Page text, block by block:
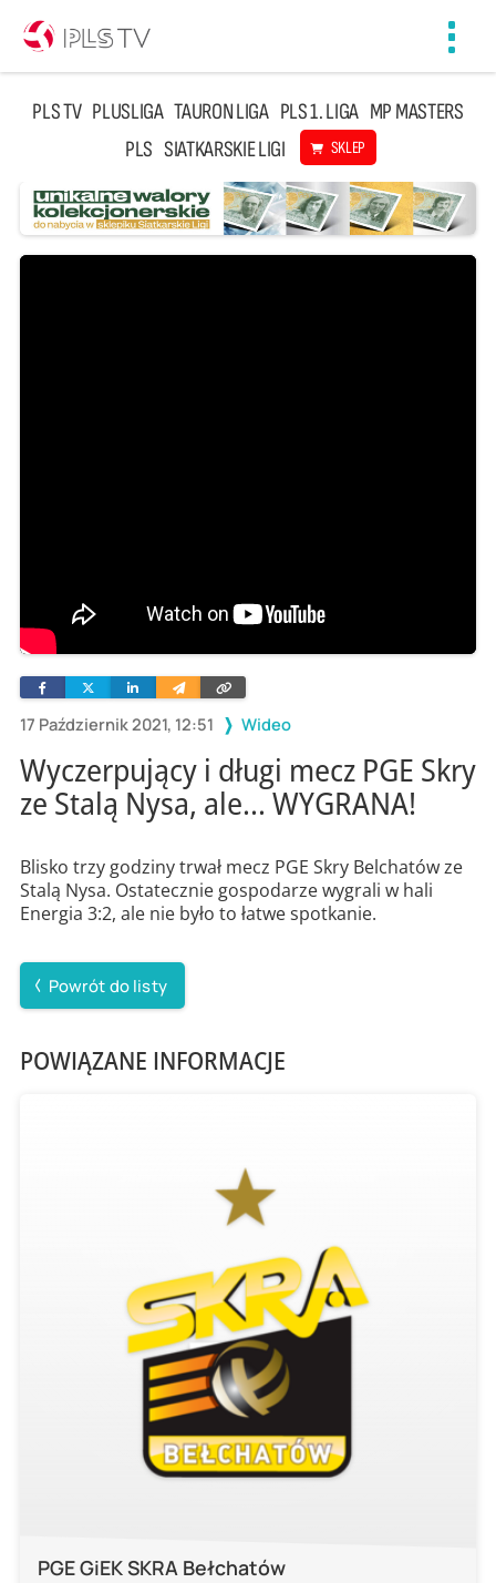
PLS TV PLUSLIGA TAURON LIGA PLS 1. LIGA MP MASTERS
PLS SIATKARSKIE LIGI SKLEP
17 Październik 2021, 12:51 Wideo
FacebookTwitterLinkedinWyślij
e-
Skopiuj
link
Wyczerpujący i długi mecz PGE Skry
ze Stalą Nysa, ale... WYGRANA!
Blisko trzy godziny trwał mecz PGE Skry Belchatów ze
Stalą Nysa. Ostatecznie gospodarze wygrali w hali
Energia 3:2, ale nie było to łatwe spotkanie.
Powrót do listy
POWIĄZANE INFORMACJE
PGE GiEK SKRA Bełchatów